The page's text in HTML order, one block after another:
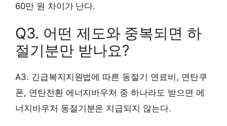
60만 원 차이가 난다.
Q3. 어떤 제도와 중복되면 하
절기분만 받나요?
A3. 긴급복지지원법에 따른 동절기 연료비, 연탄쿠
폰, 연탄전환 에너지바우처 중 하나라도 받으면 에
너지바우처 동절기분은 지급되지 않는다.